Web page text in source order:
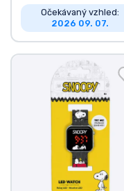
Očekávaný vzhled:
2026 09. 07.
Hráčské věci
Sportovní věci
Hudební věci
Typy produktů
Značky